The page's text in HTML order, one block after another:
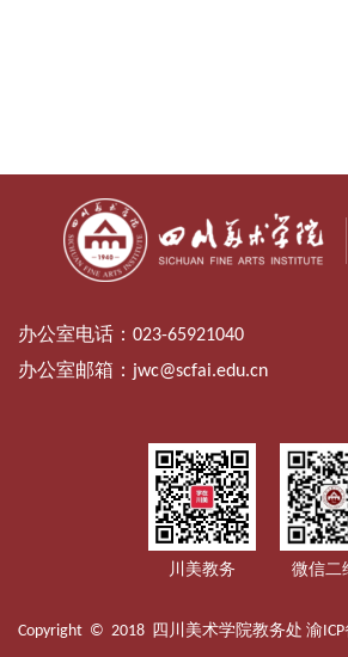
办公室电话： 023-65921040
办公室邮箱： jwc@scfai.edu.cn
川美教务 微信二
Copyright © 2018 四川美术学院教务处 渝